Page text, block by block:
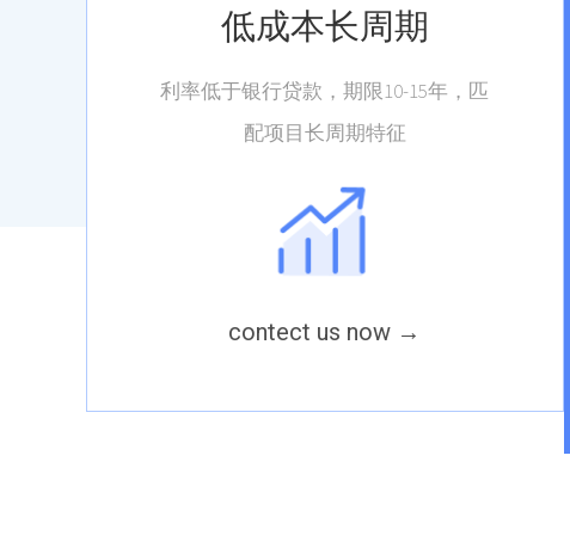
低成本长周期
利率低于银行贷款，期限10-15年，匹
配项目长周期特征
contect us now →